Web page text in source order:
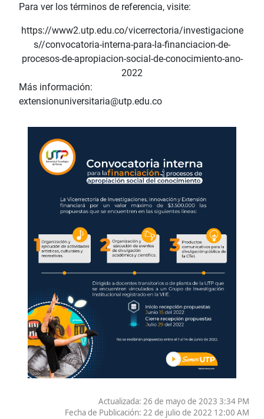
Para ver los términos de referencia, visite:
https://www2.utp.edu.co/vicerrectoria/investigacione
s//convocatoria-interna-para-la-financiacion-de-
procesos-de-apropiacion-social-de-conocimiento-ano-
2022
Más información:
extensionuniversitaria@utp.edu.co
Actualizada: 26 de mayo de 2023 3:34 PM
Fecha de Publicación: 22 de julio de 2022 12:00 AM